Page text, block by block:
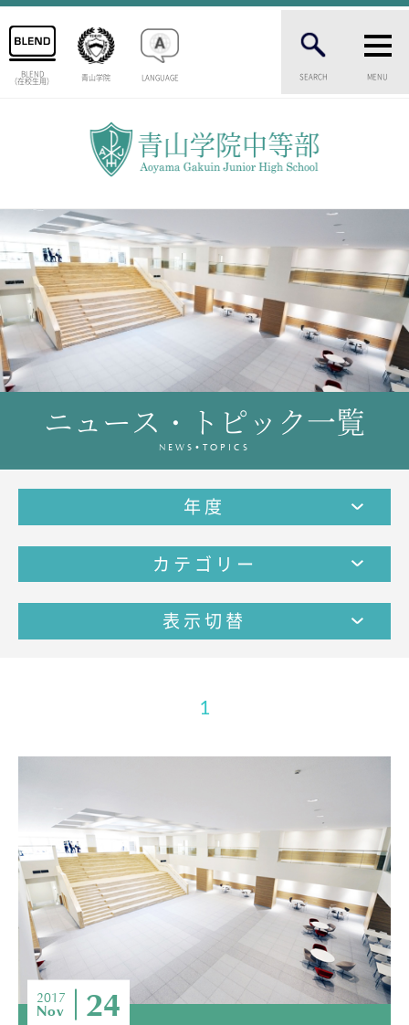
BLEND
（在校生用） 青山学院 LANGUAGE SEARCH MENU
中等部の歴史
特色ある教育
生徒数・教職員数
一貫校の流れ
卒業生インタビュー
校舎情報
メディアライブラリー
教育の特色・紹介
教育課程
教科学習
ADMISSION
入試・入学案内
入試要項
志願者速報
合格者発表
学校説明会
入試結果
ニュース・トピック一覧
NEWS•TOPICS
年度
カテゴリー
表示切替
1
2017
Nov 24